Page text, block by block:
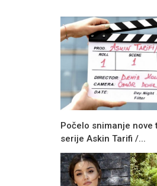
Počelo snimanje nove
serije Askin Tarifi /...